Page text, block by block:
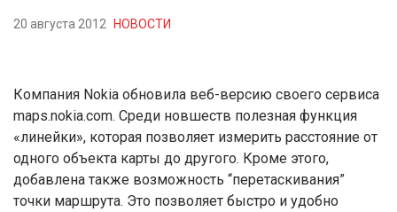
20 августа 2012 НОВОСТИ
Компания Nokia обновила веб-версию своего сервиса
maps.nokia.com. Среди новшеств полезная функция
«линейки», которая позволяет измерить расстояние от
одного объекта карты до другого. Кроме этого,
добавлена также возможность “перетаскивания”
точки маршрута. Это позволяет быстро и удобно